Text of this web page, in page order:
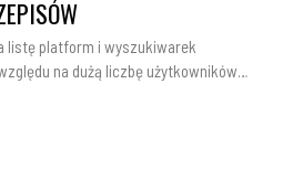
listę platform i wyszukiwarek
na dużą liczbę użytkowników…